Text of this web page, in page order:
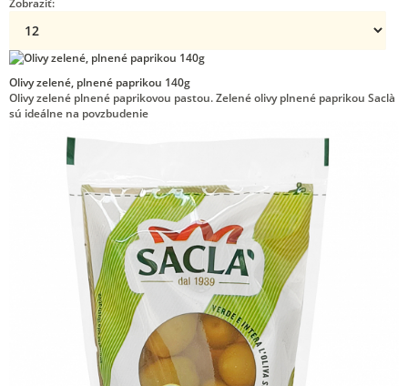
Olivy zelené, plnené paprikou 140g
Olivy zelené plnené paprikovou pastou. Zelené olivy plnené paprikou Saclà
sú ideálne na povzbudenie